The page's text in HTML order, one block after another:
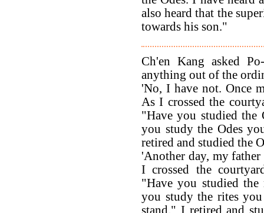
also heard that the
towards his son."
Ch'en Kang asked
anything out of the
'No, I have not. Once
As I crossed the
"Have you studied the
you study the Odes
retired and studied the
'Another day, my
I crossed the
"Have you studied the
you study the rites
stand." I retired and